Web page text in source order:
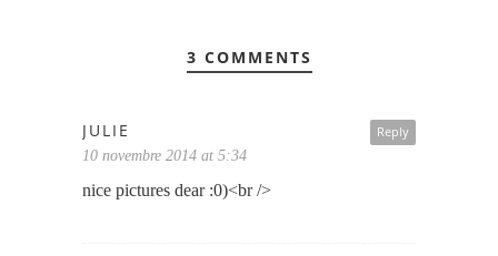
3 COMMENTS
Reply
JULIE
10 novembre 2014 at 5:34
nice pictures dear :0)<br />